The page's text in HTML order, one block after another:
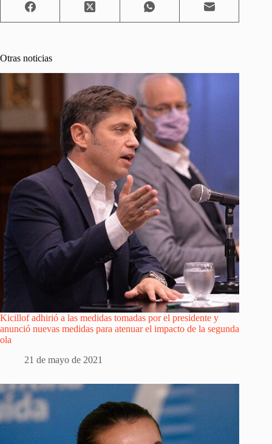
Otras noticias
Kicillof adhirió a las medidas tomadas por el presidente y
anunció nuevas medidas para atenuar el impacto de la segunda
ola
21 de mayo de 2021